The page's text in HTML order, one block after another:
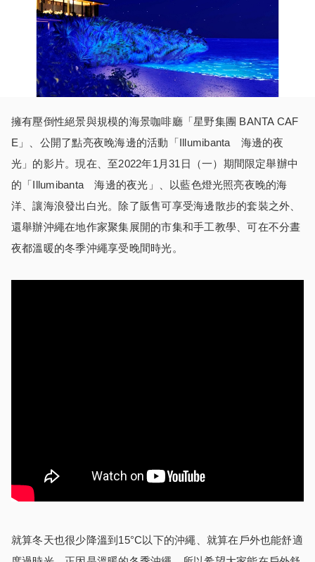
擁有壓倒性絕景與規模的海景咖啡廳「星野集團 BANTA CAF
E」、公開了點亮夜晚海邊的活動「Illumibanta 海邊的夜
光」的影片。現在、至2022年1月31日（一）期間限定舉辦中
的「Illumibanta 海邊的夜光」、以藍色燈光照亮夜晚的海
洋、讓海浪發出白光。除了販售可享受海邊散步的套裝之外、
還舉辦沖繩在地作家聚集展開的市集和手工教學、可在不分晝
夜都溫暖的冬季沖繩享受晚間時光。
就算冬天也很少降溫到15°C以下的沖繩、就算在戶外也能舒適